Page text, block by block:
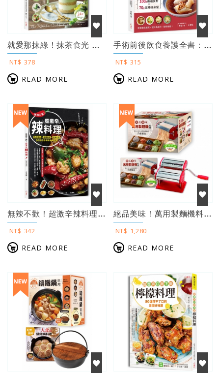
就愛那抹綠！抹茶食光 ：輕食×飲品×冰品×甜點，38種甘醇微苦的美味提案（附24...
NT$ 378
READ MORE
手術前後飲食養護全書：第一本專為手術、電療、化療病友量身設計，70道時蔬、魚肉、...
NT$ 315
READ MORE
無辣不歡！超激辛辣料理 【暢銷新裝版】
NT$ 342
READ MORE
絕品美味！萬用製麵機料理（附萬用製麵機）：免揉、免擀，9段麵皮厚度×2款切麵器組...
NT$ 1,280
READ MORE